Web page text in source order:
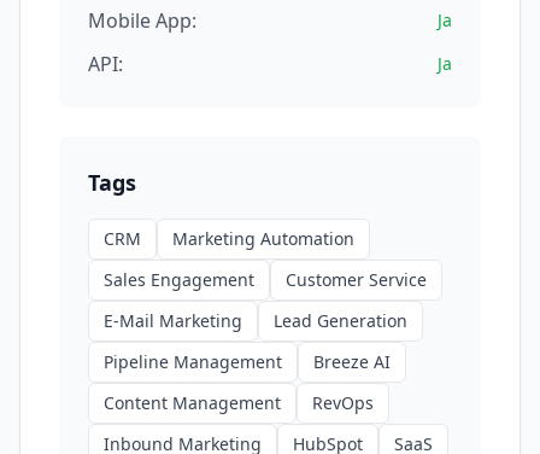
Mobile App: Ja
API: Ja
Tags
CRM
Marketing Automation
Sales Engagement
Customer Service
E-Mail Marketing
Lead Generation
Pipeline Management
Breeze AI
Content Management
RevOps
Inbound Marketing
HubSpot SaaS